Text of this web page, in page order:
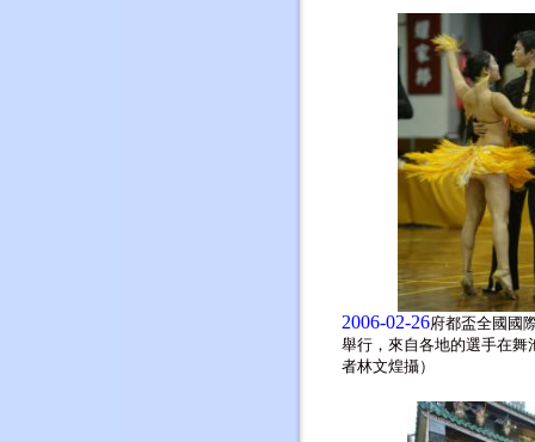
2006-02-26府都盃全國國
舉行，來自各地的選手在舞
者林文煌攝）